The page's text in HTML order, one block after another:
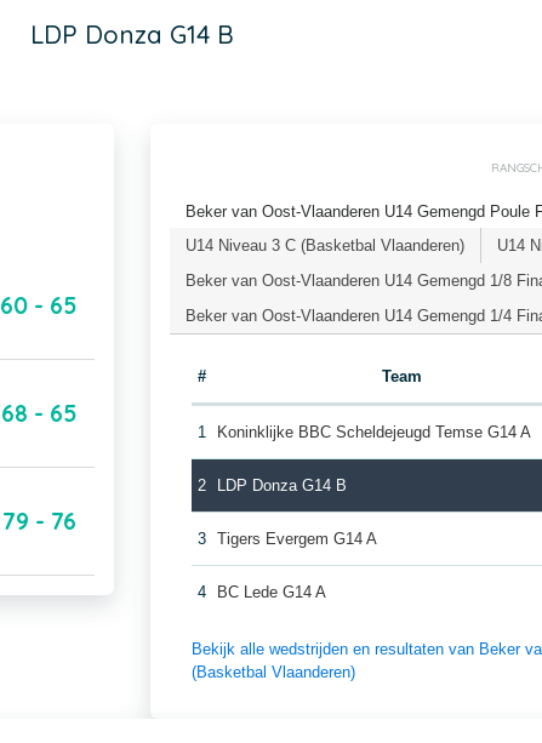
LDP Donza G14 B
60 - 65
68 - 65
79 - 76
Beker van Oost-Vlaanderen U14 Gemengd Poule
U14 Niveau 3 C (Basketbal Vlaanderen)
U14
Beker van Oost-Vlaanderen U14 Gemengd 1/8
Beker van Oost-Vlaanderen U14 Gemengd 1/4
# Team
1 Koninklijke BBC Scheldejeugd Temse G14 A
2 LDP Donza G14 B
3 Tigers Evergem G14 A
4 BC Lede G14 A
Bekijk alle wedstrijden en resultaten van Beker
(Basketbal Vlaanderen)